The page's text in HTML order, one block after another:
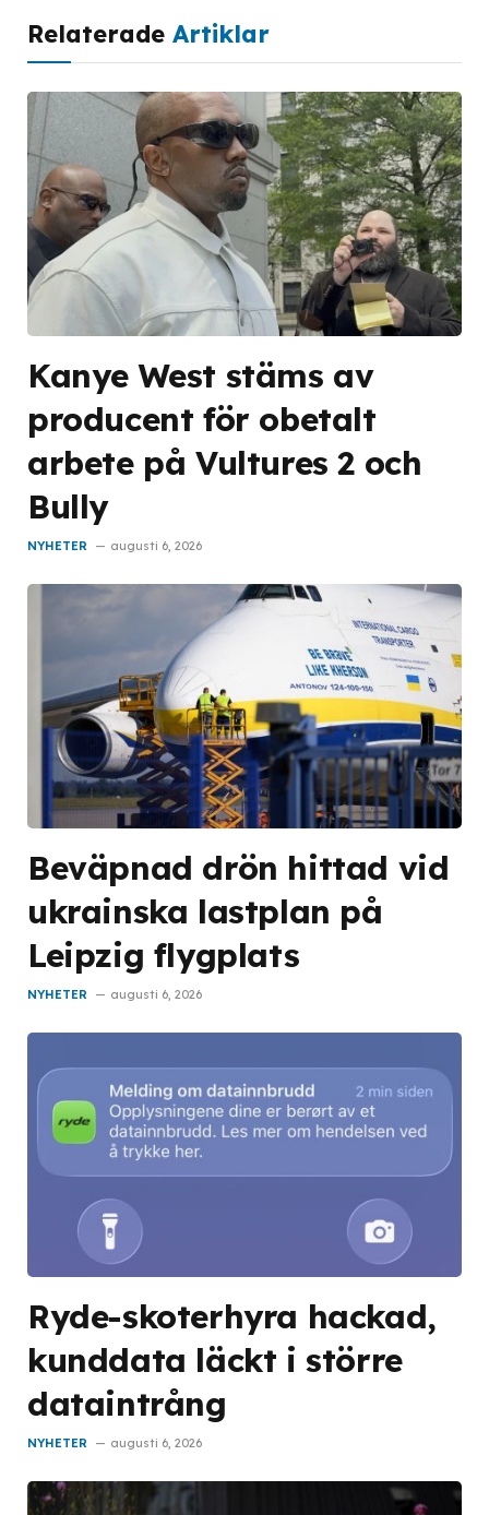
Relaterade Artiklar
Kanye West stäms av
producent för obetalt
arbete på Vultures 2 och
Bully
NYHETER augusti 6, 2026
Beväpnad drön hittad vid
ukrainska lastplan på
Leipzig flygplats
NYHETER augusti 6, 2026
Ryde-skoterhyra hackad,
kunddata läckt i större
dataintrång
NYHETER augusti 6, 2026